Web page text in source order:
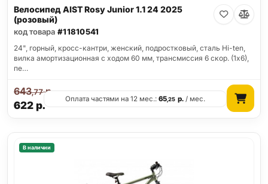
Велосипед AIST Rosy Junior 1.1 24 2025
(розовый)
код товара #11810541
24", горный, кросс-кантри, женский, подростковый, сталь Hi-ten,
вилка амортизационная с ходом 60 мм, трансмиссия 6 скор. (1х6),
пе…
622р.
643,77р.
Оплата частями на 12 мес.:65,25 р./ мес.
В наличии